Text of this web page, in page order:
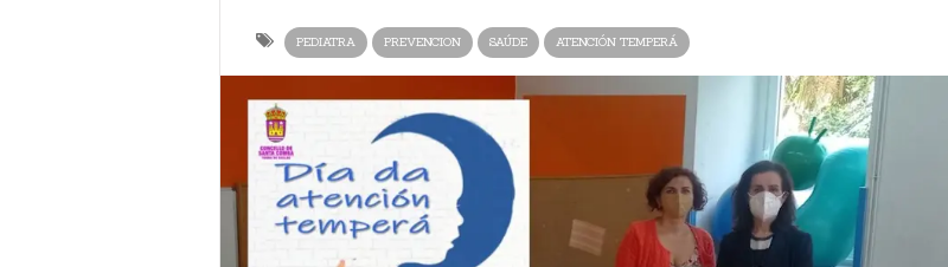
PEDIATRA PREVENCION SAÚDE ATENCIÓN TEMPERÁ